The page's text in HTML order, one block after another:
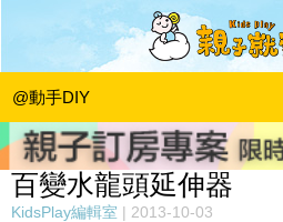
@動手DIY
百變水龍頭延伸器
KidsPlay編輯室 2013-10-03